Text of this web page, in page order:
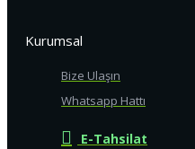
Kurumsal
Bize Ulaşın
Whatsapp Hattı
E-Tahsilat